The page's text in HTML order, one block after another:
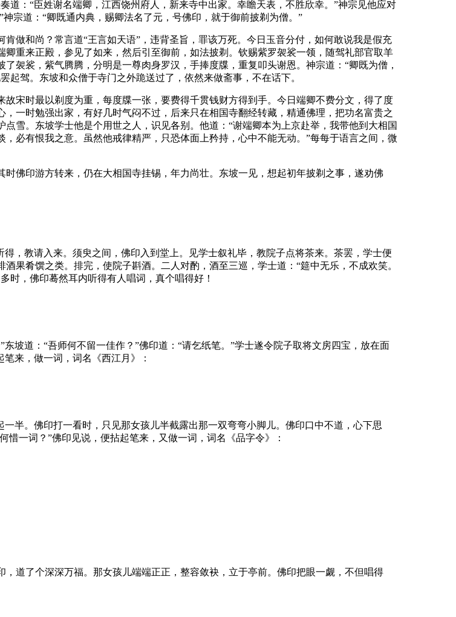
道：“臣姓谢名端卿，江西饶州府人，新来寺中出家。幸瞻天表，不胜欣幸。”神宗见他应对
宗道：“卿既通内典，赐卿法名了元，号佛印，就于御前披剃为僧。”
做和尚？常言道“王言如天语”，违背圣旨，罪该万死。今日玉音分付，如何敢说我是假充
重来正殿，参见了如来，然后引至御前，如法披剃。钦赐紫罗袈裟一领，随驾礼部官取羊
袈裟，紫气腾腾，分明是一尊肉身罗汉，手捧度牒，重复叩头谢恩。神宗道：“卿既为僧，
驾。东坡和众僧于寺门之外跪送过了，依然来做斋事，不在话下。
宋时最以剃度为重，每度牒一张，要费得千贯钱财方得到手。今日端卿不费分文，得了度
一时勉强出家，有好几时气闷不过，后来只在相国寺翻经转藏，精通佛理，把功名富贵之
雪。东坡学士他是个用世之人，识见各别。他道：“谢端卿本为上京赴举，我带他到大相国
必有恨我之意。虽然他戒律精严，只恐体面上矜持，心中不能无动。”每每于语言之间，微
佛印游方转来，仍在大相国寺挂锡，年力尚壮。东坡一见，想起初年披剃之事，遂劝佛
，教请入来。须臾之间，佛印入到堂上。见学士叙礼毕，教院子点将茶来。茶罢，学士便
果肴馔之类。排完，使院子斟酒。二人对酌，酒至三巡，学士道：“筵中无乐，不成欢笑。
时，佛印蓦然耳内听得有人唱词，真个唱得好！
坡道：“吾师何不留一佳作？”佛印道：“请乞纸笔。”学士遂令院子取将文房四宝，放在面
来，做一词，词名《西江月》：
半。佛印打一看时，只见那女孩儿半截露出那一双弯弯小脚儿。佛印口中不道，心下思
一词？”佛印见说，便拈起笔来，又做一词，词名《品字令》：
道了个深深万福。那女孩儿端端正正，整容敛袂，立于亭前。佛印把眼一觑，不但唱得